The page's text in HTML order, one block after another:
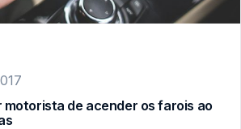
motorista de acender os farois ao